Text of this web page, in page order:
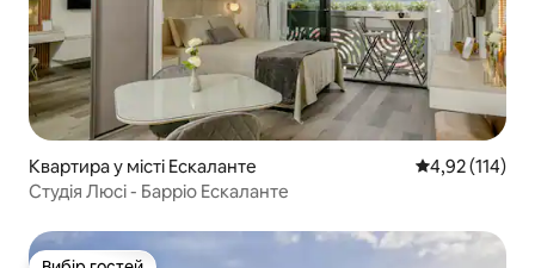
Квартира у місті Ескаланте Середня
4,92 (114)
Студія Люсі - Барріо Ескаланте